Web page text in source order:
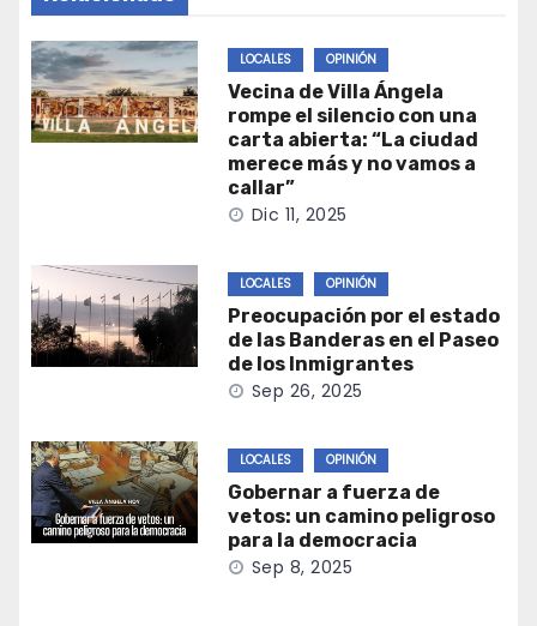
LOCALES OPINIÓN
Vecina de Villa Ángela
rompe el silencio con una
carta abierta: “La ciudad
merece más y no vamos a
callar”
Dic 11, 2025
LOCALES OPINIÓN
Preocupación por el estado
de las Banderas en el Paseo
de los Inmigrantes
Sep 26, 2025
LOCALES OPINIÓN
Gobernar a fuerza de
vetos: un camino peligroso
para la democracia
Sep 8, 2025